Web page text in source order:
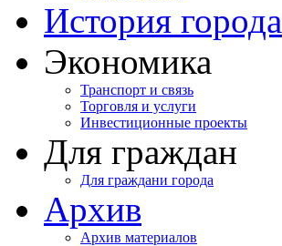
История города
Экономика
Транспорт и связь
Торговля и услуги
Инвестиционные проекты
Для граждан
Для граждани города
Архив
Архив материалов